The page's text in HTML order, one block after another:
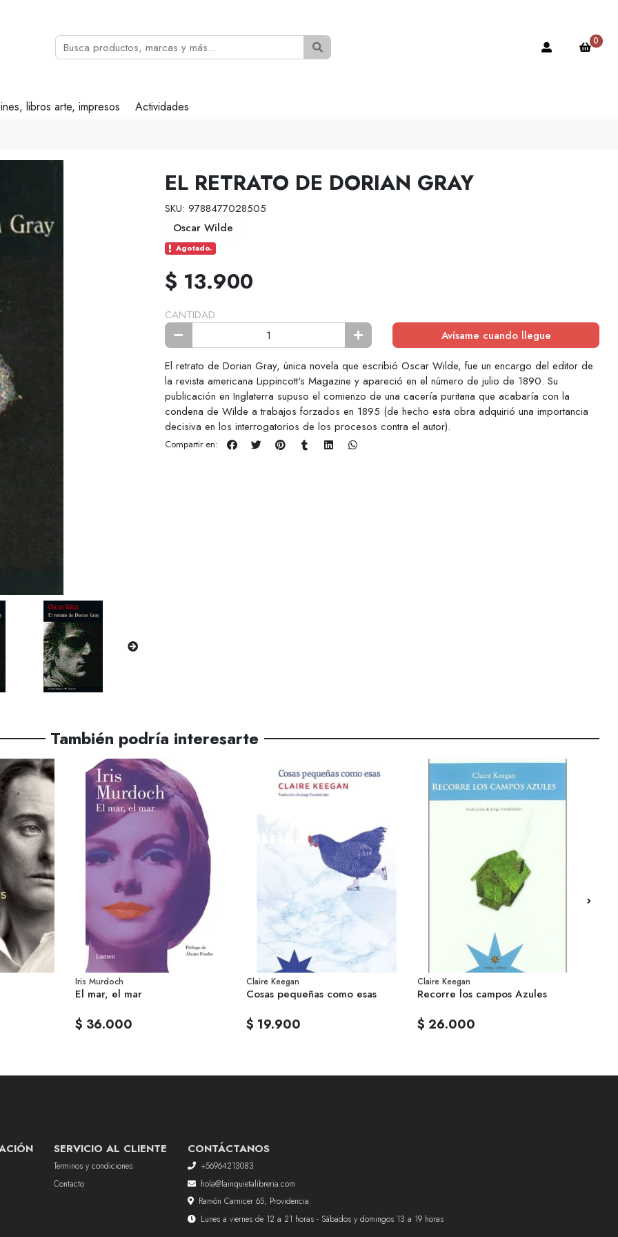
0
libros arte, impresos Actividades
EL RETRATO DE DORIAN GRAY
SKU: 9788477028505
Oscar Wilde
Agotado.
$ 13.900
CANTIDAD
Avísame cuando llegue
El retrato de Dorian Gray, única novela que escribió Oscar Wilde, fue un encargo del editor de
la revista americana Lippincott's Magazine y apareció en el número de julio de 1890. Su
publicación en Inglaterra supuso el comienzo de una cacería puritana que acabaría con la
condena de Wilde a trabajos forzados en 1895 (de hecho esta obra adquirió una importancia
decisiva en los interrogatorios de los procesos contra el autor).
Compartir en:
También podría interesarte
Iris Murdoch
El mar, el mar
$ 36.000
Claire Keegan
Cosas pequeñas como esas
$ 19.900
Claire Keegan
Recorre los campos Azules
$ 26.000
SERVICIO AL CLIENTE
Terminos y condiciones
Contacto
CONTÁCTANOS
+56964213083
hola@lainquietalibreria.com
Ramón Carnicer 65, Providencia.
Lunes a viernes de 12 a 21 horas - Sábados y domingos 13 a 19 horas